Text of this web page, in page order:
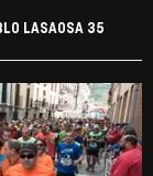
LASAOSA 35